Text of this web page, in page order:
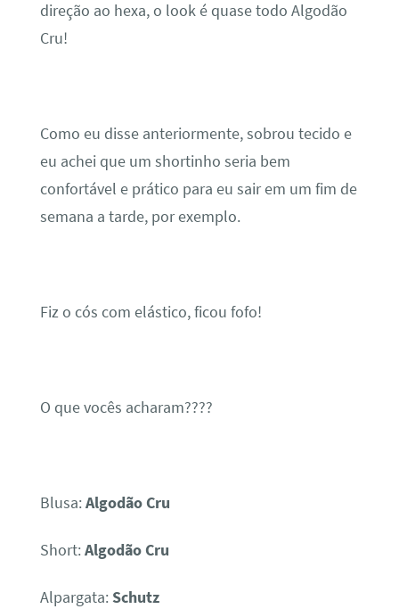
direção ao hexa, o look é quase todo Algodão
Cru!
Como eu disse anteriormente, sobrou tecido e
eu achei que um shortinho seria bem
confortável e prático para eu sair em um fim de
semana a tarde, por exemplo.
Fiz o cós com elástico, ficou fofo!
O que vocês acharam????
Blusa:Algodão Cru
Short:Algodão Cru
Alpargata: Schutz